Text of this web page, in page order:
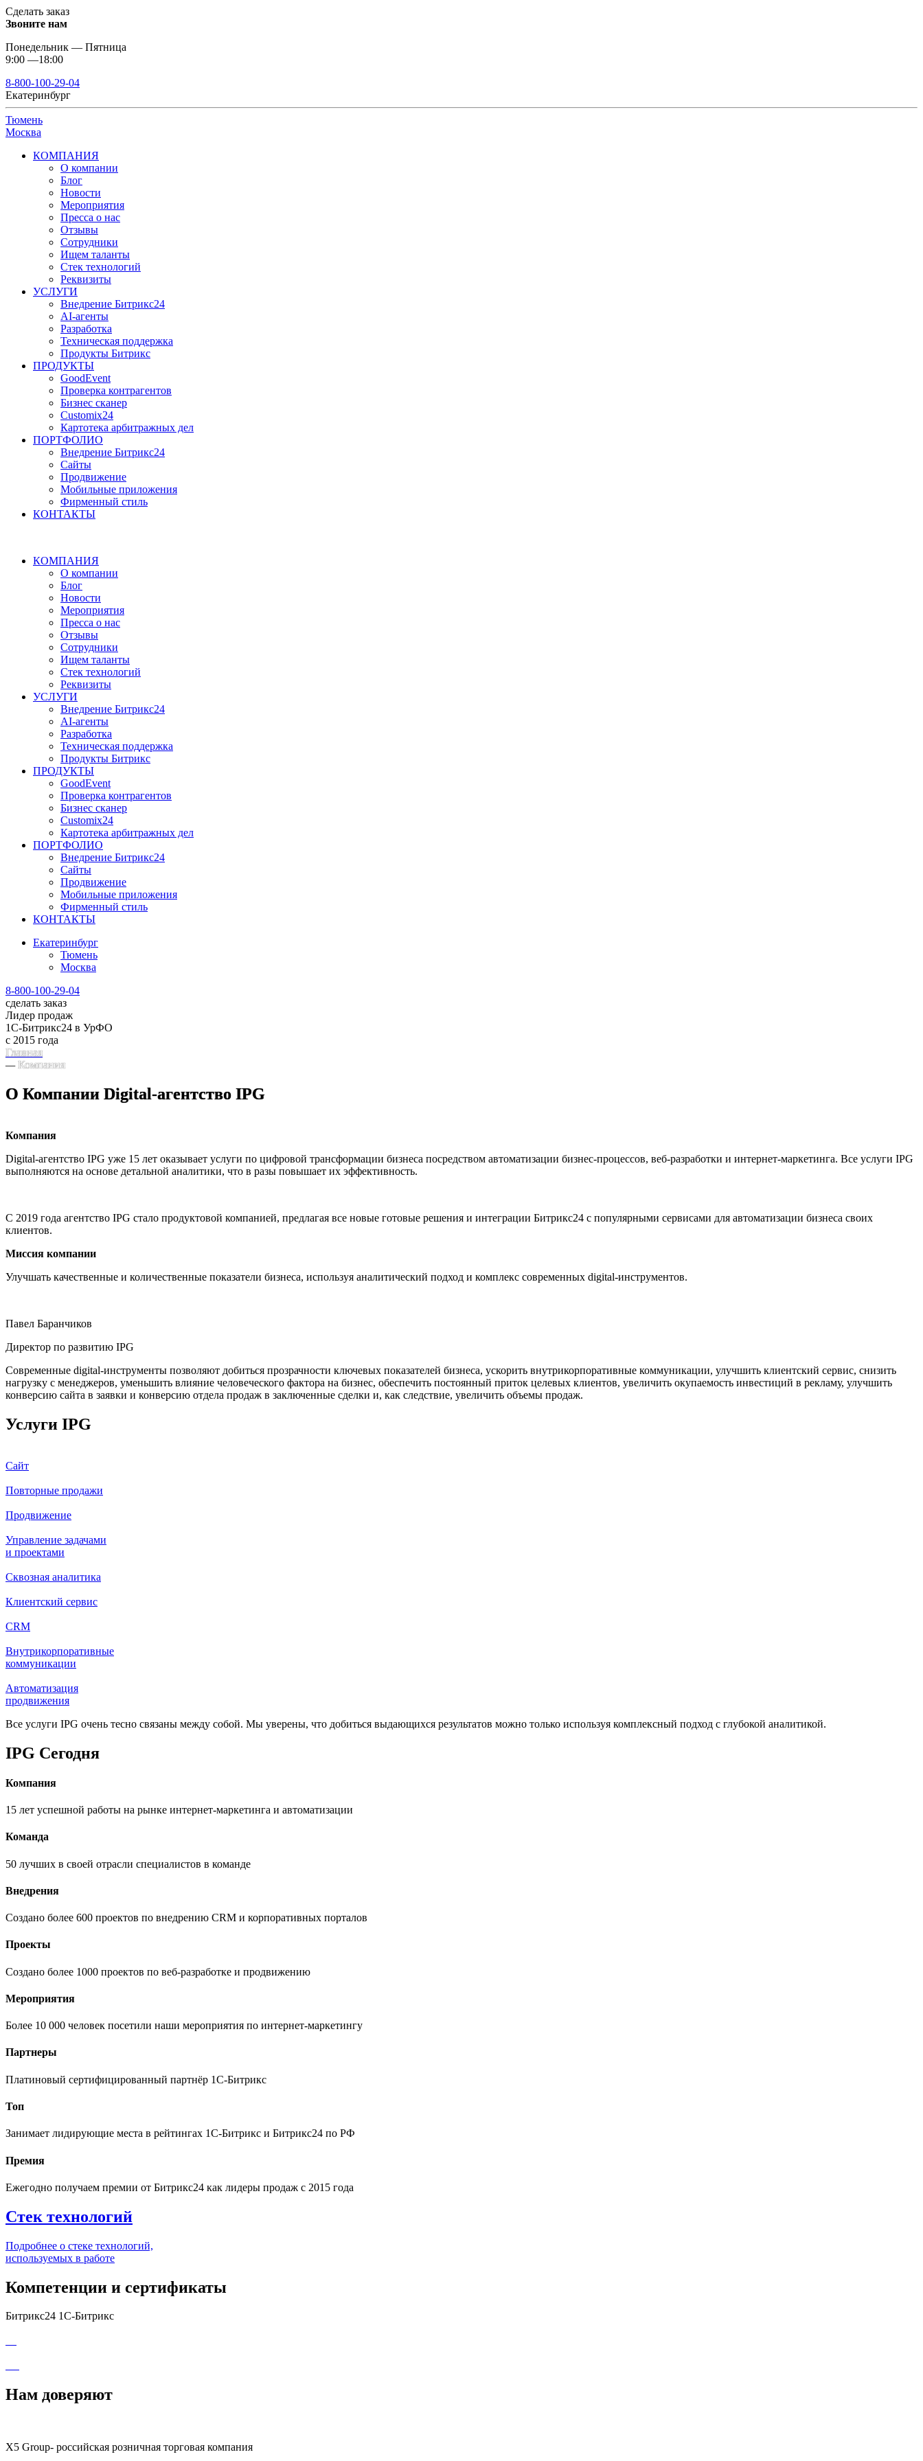
Сделать заказ
Звоните нам
Понедельник — Пятница
9:00 —18:00
8-800-100-29-04
Екатеринбург
Тюмень
Москва
КОМПАНИЯ
О компании
Блог
Новости
Мероприятия
Пресса о нас
Отзывы
Сотрудники
Ищем таланты
Стек технологий
Реквизиты
УСЛУГИ
Внедрение Битрикс24
AI-агенты
Разработка
Техническая поддержка
Продукты Битрикс
ПРОДУКТЫ
GoodEvent
Проверка контрагентов
Бизнес сканер
Customix24
Картотека арбитражных дел
ПОРТФОЛИО
Внедрение Битрикс24
Сайты
Продвижение
Мобильные приложения
Фирменный стиль
КОНТАКТЫ
КОМПАНИЯ
О компании
Блог
Новости
Мероприятия
Пресса о нас
Отзывы
Сотрудники
Ищем таланты
Стек технологий
Реквизиты
УСЛУГИ
Внедрение Битрикс24
AI-агенты
Разработка
Техническая поддержка
Продукты Битрикс
ПРОДУКТЫ
GoodEvent
Проверка контрагентов
Бизнес сканер
Customix24
Картотека арбитражных дел
ПОРТФОЛИО
Внедрение Битрикс24
Сайты
Продвижение
Мобильные приложения
Фирменный стиль
КОНТАКТЫ
Екатеринбург
Тюмень
Москва
8-800-100-29-04
сделать заказ
Лидер продаж
1С-Битрикс24 в УрФО
с 2015 года
Главная
— Компания
О Компании Digital-агентство IPG
Компания
Digital-агентство IPG уже 15 лет оказывает услуги по цифровой трансформации бизнеса посредством автоматизации бизнес-процессов, веб-разработки и интернет-маркетинга. Все услуги IPG
выполняются на основе детальной аналитики, что в разы повышает их эффективность.
С 2019 года агентство IPG стало продуктовой компанией, предлагая все новые готовые решения и интеграции Битрикс24 с популярными сервисами для автоматизации бизнеса своих
клиентов.
Миссия компании
Улучшать качественные и количественные показатели бизнеса, используя аналитический подход и комплекс современных digital-инструментов.
Павел Баранчиков
Директор по развитию IPG
Современные digital-инструменты позволяют добиться прозрачности ключевых показателей бизнеса, ускорить внутрикорпоративные коммуникации, улучшить клиентский сервис, снизить
нагрузку с менеджеров, уменьшить влияние человеческого фактора на бизнес, обеспечить постоянный приток целевых клиентов, увеличить окупаемость инвестиций в рекламу, улучшить
конверсию сайта в заявки и конверсию отдела продаж в заключенные сделки и, как следствие, увеличить объемы продаж.
Услуги IPG
Сайт
Повторные продажи
Продвижение
Управление задачами
и проектами
Сквозная аналитика
Клиентский сервис
CRM
Внутри­корпоративные
коммуникации
Автоматизация
продвижения
Все услуги IPG очень тесно связаны между собой. Мы уверены, что добиться выдающихся результатов можно только используя комплексный подход с глубокой аналитикой.
IPG Сегодня
Компания
15 лет успешной работы на рынке интернет-маркетинга и автоматизации
Команда
50 лучших в своей отрасли специалистов в команде
Внедрения
Создано более 600 проектов по внедрению CRM и корпоративных порталов
Проекты
Создано более 1000 проектов по веб-разработке и продвижению
Мероприятия
Более 10 000 человек посетили наши мероприятия по интернет-маркетингу
Партнеры
Платиновый сертифицированный партнёр 1С-Битрикс
Топ
Занимает лидирующие места в рейтингах 1С-Битрикс и Битрикс24 по РФ
Премия
Ежегодно получаем премии от Битрикс24 как лидеры продаж с 2015 года
Стек технологий
Подробнее о стеке технологий,
используемых в работе
Компетенции и сертификаты
Битрикс24 1С-Битрикс
Нам доверяют
X5 Group- российская розничная торговая компания